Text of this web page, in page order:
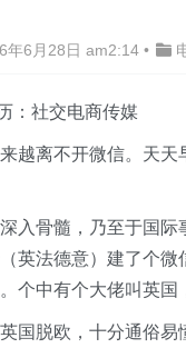
年6月28日 am2:14 •
：社交电商传媒
越离不开微信。天
入骨髓，乃至于国
英法德意）建了个
个中有个大佬叫英
国脱欧，十分通俗